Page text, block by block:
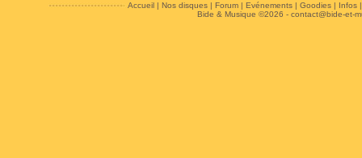
Accueil| Nos disques| Forum| Evénements| Goodies| Infos
Bide & Musique ©2026 - contact@bide-et-